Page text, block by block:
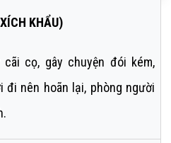
KHẨU)
cãi cọ, gây chuyện đói kém,
đi nên hoãn lại, phòng người